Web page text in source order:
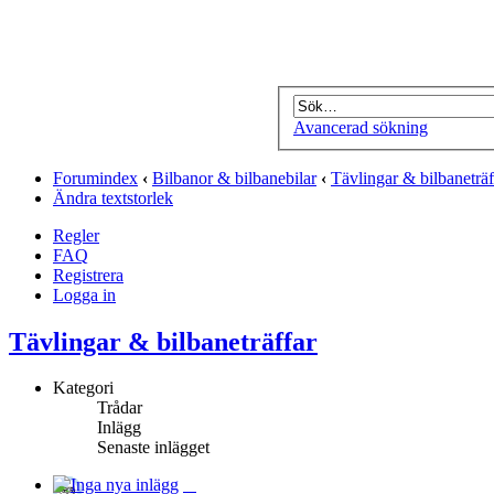
Avancerad sökning
Forumindex ‹ Bilbanor & bilbanebilar ‹ Tävlingar &
Ändra textstorlek
Regler
FAQ
Registrera
Logga in
Tävlingar & bilbaneträffar
Kategori
Trådar
Inlägg
Senaste inlägget